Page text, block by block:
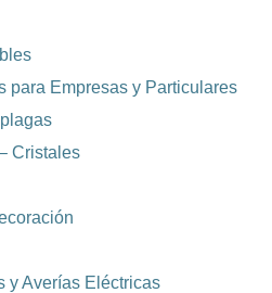
para Empresas y Particulares
Cristales
y Averías Eléctricas